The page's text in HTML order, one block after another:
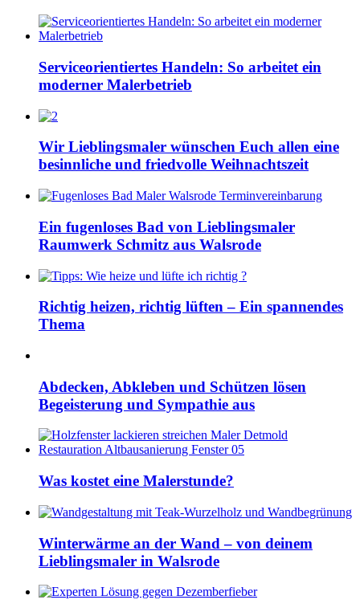
Serviceorientiertes Handeln: So arbeitet ein
moderner Malerbetrieb
Wir Lieblingsmaler wünschen Euch allen eine
besinnliche und friedvolle Weihnachtszeit
Ein fugenloses Bad von Lieblingsmaler
Raumwerk Schmitz aus Walsrode
Richtig heizen, richtig lüften – Ein spannendes
Thema
Abdecken, Abkleben und Schützen lösen
Begeisterung und Sympathie aus
Was kostet eine Malerstunde?
Winterwärme an der Wand – von deinem
Lieblingsmaler in Walsrode